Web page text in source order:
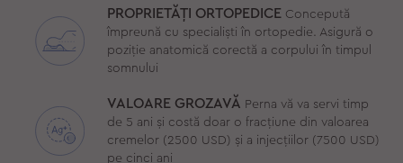
PROPRIETĂȚI ORTOPEDICE Concepută
împreună cu specialiști în ortopedie. Asigură o
poziție anatomică corectă a corpului în timpul
somnului
VALOARE GROZAVĂ Perna vă va servi timp
de 5 ani și costă doar o fracțiune din valoarea
cremelor (2500 USD) și a injecțiilor (7500 USD)
pe cinci ani